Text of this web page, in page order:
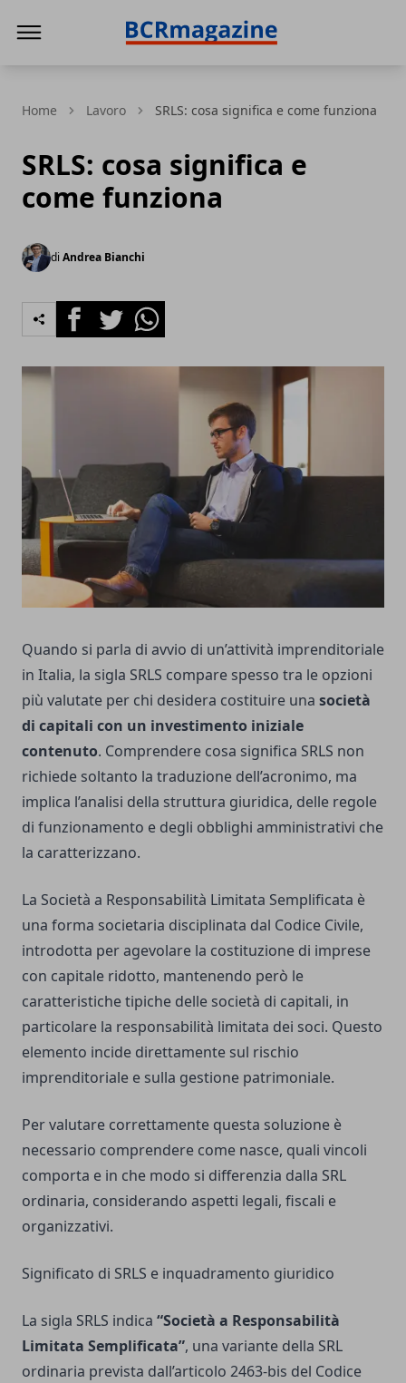
Home Lavoro SRLS: cosa significa e come funziona
SRLS: cosa significa e
come funziona
di Andrea Bianchi
FacebookTwitterWhatsapp
Quando si parla di avvio di un’attività imprenditoriale
in Italia, la sigla SRLS compare spesso tra le opzioni
più valutate per chi desidera costituire una società
di capitali con un investimento iniziale
contenuto. Comprendere cosa significa SRLS non
richiede soltanto la traduzione dell’acronimo, ma
implica l’analisi della struttura giuridica, delle regole
di funzionamento e degli obblighi amministrativi che
la caratterizzano.
La Società a Responsabilità Limitata Semplificata è
una forma societaria disciplinata dal Codice Civile,
introdotta per agevolare la costituzione di imprese
con capitale ridotto, mantenendo però le
caratteristiche tipiche delle società di capitali, in
particolare la responsabilità limitata dei soci. Questo
elemento incide direttamente sul rischio
imprenditoriale e sulla gestione patrimoniale.
Per valutare correttamente questa soluzione è
necessario comprendere come nasce, quali vincoli
comporta e in che modo si differenzia dalla SRL
ordinaria, considerando aspetti legali, fiscali e
organizzativi.
Significato di SRLS e inquadramento giuridico
La sigla SRLS indica “Società a Responsabilità
Limitata Semplificata”, una variante della SRL
ordinaria prevista dall’articolo 2463-bis del Codice